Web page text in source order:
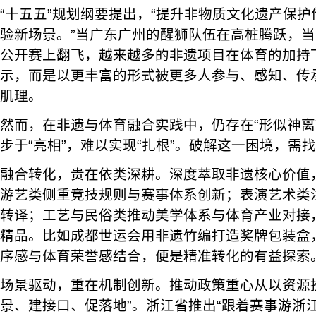
“十五五”规划纲要提出，“提升非物质文化遗产保
验新场景。”当广东广州的醒狮队伍在高桩腾跃，
公开赛上翻飞，越来越多的非遗项目在体育的加
示，而是以更丰富的形式被更多人参与、感知、
肌理。
然而，在非遗与体育融合实践中，仍存在“形似神
步于“亮相”，难以实现“扎根”。破解这一困境，需
融合转化，贵在依类深耕。深度萃取非遗核心价
游艺类侧重竞技规则与赛事体系创新；表演艺术
转译；工艺与民俗类推动美学体系与体育产业对
精品。比如成都世运会用非遗竹编打造奖牌包装盒
序感与体育荣誉感结合，便是精准转化的有益探索
场景驱动，重在机制创新。推动政策重心从以资源
景、建接口、促落地”。浙江省推出“跟着赛事游浙